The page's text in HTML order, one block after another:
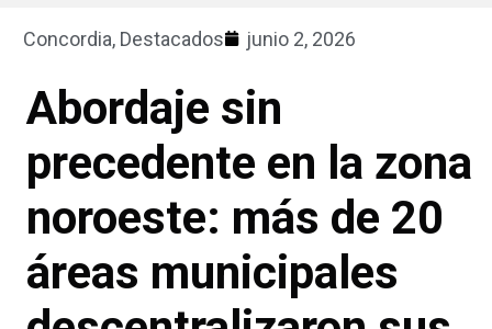
Concordia, Destacados junio 2, 2026
Abordaje sin
precedente en la zona
noroeste: más de 20
áreas municipales